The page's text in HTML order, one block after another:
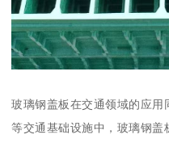
玻璃钢盖板在交通领域的应用
等交通基础设施中，玻璃钢